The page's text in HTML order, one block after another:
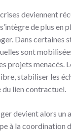
deviennent
de plus en
Dans certaines
sont
projets menacés.
stabiliser les
lien contractuel.
devient alors un
à la coordination